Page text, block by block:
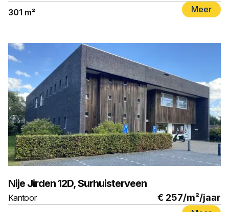
301 m² Meer
Nije Jirden 12D, Surhuisterveen
Kantoor € 257/m²/jaar